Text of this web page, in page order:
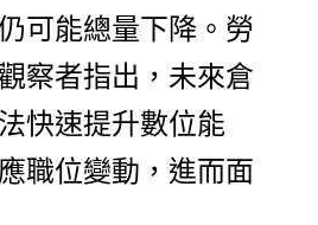
可能總量下降。勞
察者指出，未來倉
快速提升數位能
職位變動，進而面